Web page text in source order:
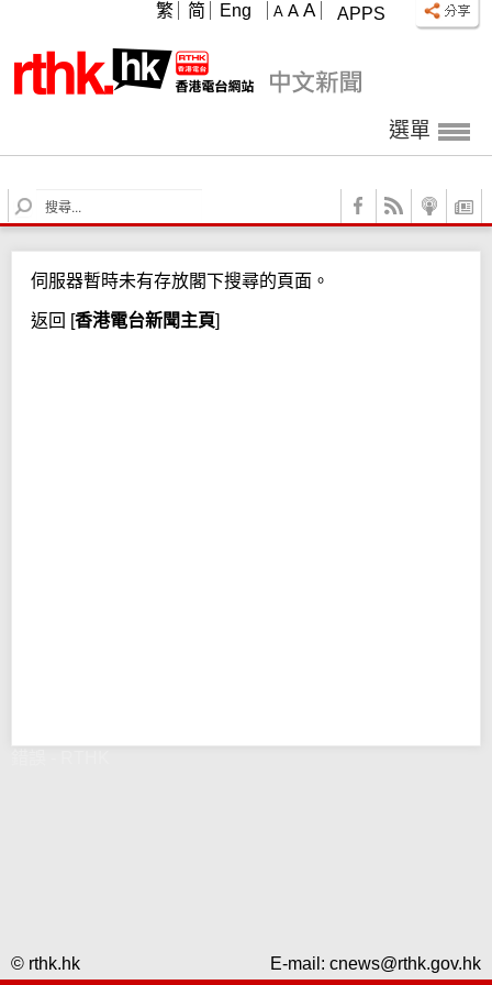
APPS
A A A
繁 简 Eng
選單
S
e
c
h
伺服器暫時未有存放閣下搜尋的頁面。
返回 [香港電台新聞主頁]
© rthk.hk E-mail: cnews@rthk.gov.hk